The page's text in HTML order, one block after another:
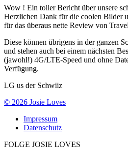
Wow ! Ein toller Bericht über unsere
Herzlichen Dank für die coolen Bilder
für das überaus nette Review von
Diese können übrigens in der ganzen
und stehen auch bei einem nächsten
(jawohl!) 4G/LTE-Speed und ohne
Verfügung.
LG us der Schwiiz
© 2026 Josie Loves
Impressum
Datenschutz
FOLGE JOSIE LOVES